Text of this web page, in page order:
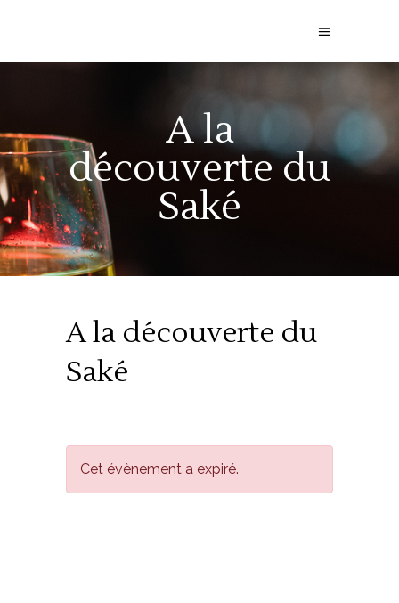
A la
découverte du
Saké
A la découverte du
Saké
Cet évènement a expiré.